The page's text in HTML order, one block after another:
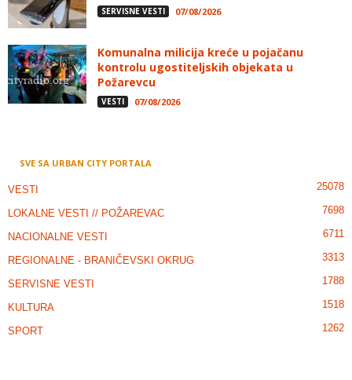
SERVISNE VESTI 07/08/2026
Komunalna milicija kreće u pojačanu
kontrolu ugostiteljskih objekata u
Požarevcu
VESTI 07/08/2026
SVE SA URBAN CITY PORTALA
VESTI 25078
LOKALNE VESTI // POŽAREVAC 7698
NACIONALNE VESTI 6711
REGIONALNE - BRANIČEVSKI OKRUG 3313
SERVISNE VESTI 1788
KULTURA 1518
SPORT 1262